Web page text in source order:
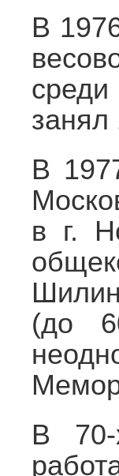
В
занял
В
в г.
(до
В 70-